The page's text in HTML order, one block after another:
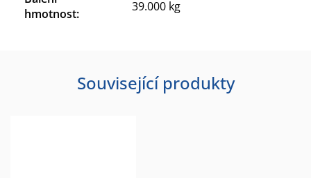
hmotnost: 39.000 kg
Související produkty